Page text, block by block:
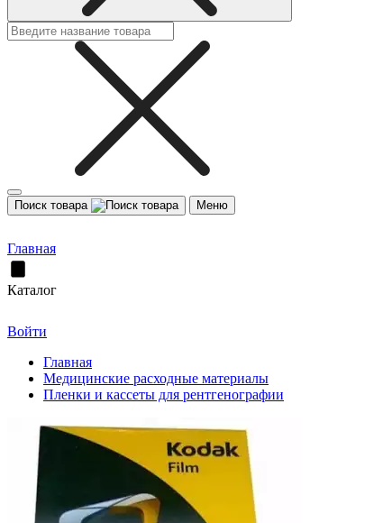
Поиск товара Меню
Главная
Каталог
Войти
Главная
Медицинские расходные материалы
Пленки и кассеты для рентгенографии